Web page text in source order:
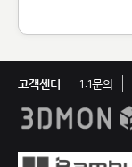
고객센터 1:1문의